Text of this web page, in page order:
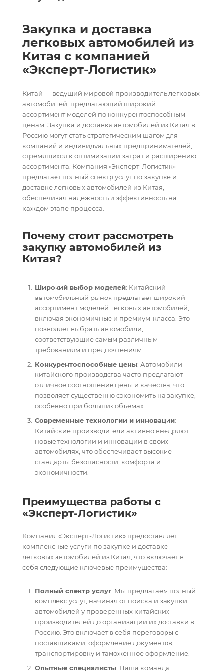
Закупка и доставка
легковых автомобилей из
Китая с компанией
«Эксперт-Логистик»
Китай — ведущий мировой производитель легковых
автомобилей, предлагающий широкий
ассортимент моделей по конкурентоспособным
ценам. Закупка и доставка автомобилей из Китая в
Россию могут стать стратегическим шагом для
компаний и индивидуальных предпринимателей,
стремящихся к оптимизации затрат и расширению
ассортимента. Компания «Эксперт-Логистик»
предлагает полный спектр услуг по закупке и
доставке легковых автомобилей из Китая,
обеспечивая надежность и эффективность на
каждом этапе процесса.
Почему стоит рассмотреть
закупку автомобилей из
Китая?
Широкий выбор моделей: Китайский
автомобильный рынок предлагает широкий
ассортимент моделей легковых автомобилей,
включая экономичные и премиум-класса. Это
позволяет выбрать автомобили,
соответствующие самым различным
требованиям и предпочтениям.
Конкурентоспособные цены: Автомобили
китайского производства часто предлагают
отличное соотношение цены и качества, что
позволяет существенно сэкономить на закупке,
особенно при больших объемах.
Современные технологии и инновации:
Китайские производители активно внедряют
новые технологии и инновации в своих
автомобилях, что обеспечивает высокие
стандарты безопасности, комфорта и
экономичности.
Преимущества работы с
«Эксперт-Логистик»
Компания «Эксперт-Логистик» предоставляет
комплексные услуги по закупке и доставке
легковых автомобилей из Китая, что включает в
себя следующие ключевые преимущества:
Полный спектр услуг: Мы предлагаем полный
комплекс услуг, начиная от поиска и закупки
автомобилей у проверенных китайских
производителей до организации их доставки в
Россию. Это включает в себя переговоры с
поставщиками, оформление документов,
транспортировку и таможенное оформление.
Опытные специалисты: Наша команда